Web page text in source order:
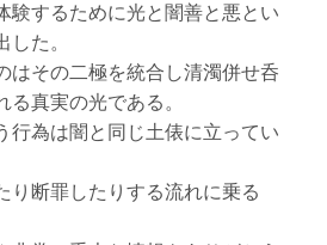
験するために光と闇善と悪とい
した。
はその二極を統合し清濁併せ呑
る真実の光である。
行為は闇と同じ土俵に立ってい
り断罪したりする流れに乗る